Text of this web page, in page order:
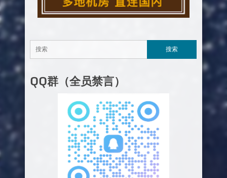
QQ群（全员禁言）